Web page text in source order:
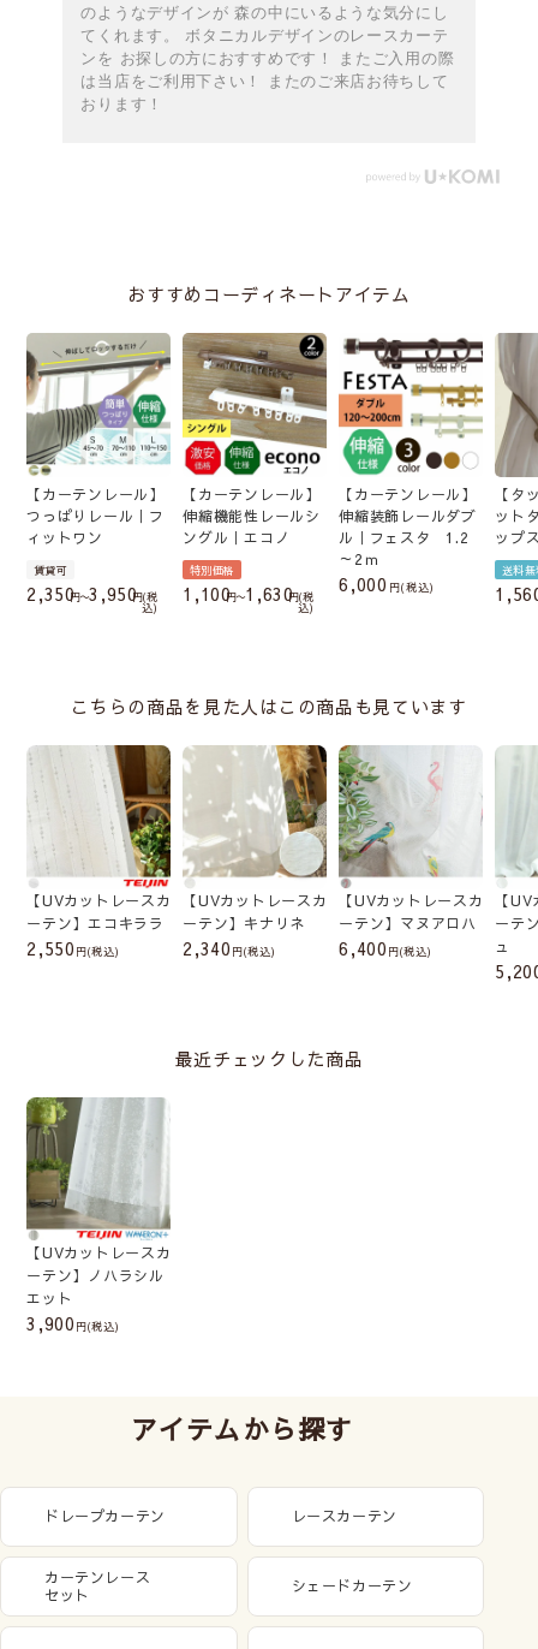
のようなデザインが 森の中にいるような気分にし
てくれます。 ボタニカルデザインのレースカーテ
ンを お探しの方におすすめです！ またご入用の際
は当店をご利用下さい！ またのご来店お待ちして
おります！
おすすめコーディネートアイテム
【カーテンレール】
つっぱりレール｜フ
ィットワン
賃貸可
2,350 〜3,950 税
込
【カーテンレール】
伸縮機能性レールシ
ングル｜エコノ
特別価格
1,100 〜1,630 税
込
【カーテンレール】
伸縮装飾レールダブ
ル｜フェスタ 1.2
～2ｍ
6,000 税込
【タ
ット
ップ
送料無
こちらの商品を見た人はこの商品も見ています
【UVカットレースカ
ーテン】エコキララ
2,550 (税込)
【UVカットレースカ
ーテン】キナリネ
2,340 (税込)
【UVカットレースカ
ーテン】マヌアロハ
6,400 (税込)
【
ーテ
ュ
最近チェックした商品
【UVカットレースカ
ーテン】ノハラシル
エット
3,900 (税込)
アイテムから探す
ドレープカーテン レースカーテン
カーテンレース
セット
シェードカーテン